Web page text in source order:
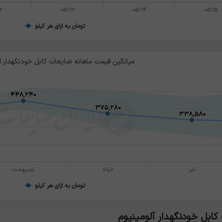
تومان به ازای هر کیلو
05/13 05/14 05/15
میانگین قیمت ماهانه ضایعات کابل خودنگهدار
۴۴۸,۲۴۰
۴۴۸,۲۴۰
۳۷۵,۲۸۰
۳۷۵,۲۸۰
۳۳۸,۵۸۰
۳۳۸,۵۸۰
تومان به ازای هر کیلو
اردیبهشت خرداد تیر
خودنگهدار آلومینیوم